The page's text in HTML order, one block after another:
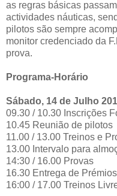
as regras básicas
actividades náuticas,
pilotos são sempre
monitor credenciado da
prova.
Programa-Horário
Sábado, 14 de Julho
09.30 / 10.30 Inscrições
10.45 Reunião de pilotos
11.00 / 13.00 Treinos e
13.00 Intervalo para
14:30 / 16.00 Provas
16.30 Entrega de Prémios
16:00 / 17.00 Treinos